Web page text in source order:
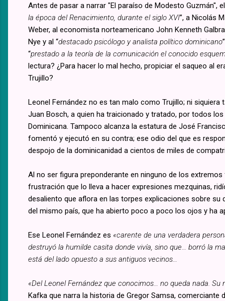
Antes de pasar a narrar "El paraíso de Modesto Guzmán",
la época del Renacimiento, durante el siglo XVI”, a Nicolás
Weber, al economista norteamericano John Kenneth
Nye y al “destacado psicólogo y analista político dominicano
“prestado a la teoría de la comunicación el conocido
lectura? ¿Para hacer lo mal hecho, propiciar el saqueo al
Trujillo?
Leonel Fernández no es tan malo como Trujillo; ni
Juan Bosch, a quien ha traicionado y tratado, por todos
Dominicana. Tampoco alcanza la estatura de José
fomentó y ejecutó en su contra; ese odio del que es
despojo de la dominicanidad a cientos de miles de
Al no ser figura preponderante en ninguno de los
frustración que lo lleva a hacer expresiones mezquinas,
desaliento que aflora en las torpes explicaciones sobre su
del mismo país, que ha abierto poco a poco los ojos y ha
Ese Leonel Fernández es «carente de una verdadera
destruyó la humilde casita donde vivía, sino que… borró la
está del lado opuesto a sus antiguos vecinos…
«Del Leonel Fernández que conocimos… no queda nada.
Kafka que narra la historia de Gregor Samsa,